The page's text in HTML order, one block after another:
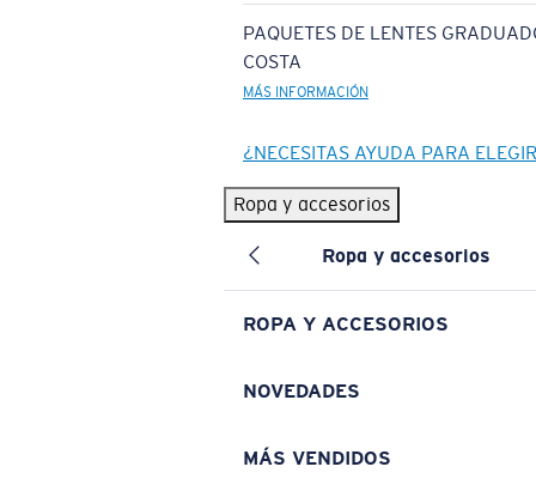
PAQUETES DE LENTES
COSTA
MÁS INFORMACIÓN
¿NECESITAS AYUDA PARA
Ropa y accesorios
Ropa y accesorios
ROPA Y ACCESORIOS
NOVEDADES
MÁS VENDIDOS